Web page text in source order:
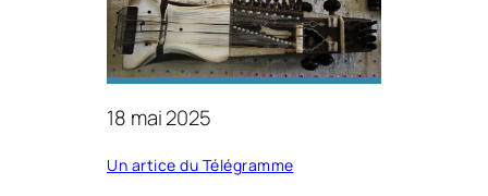
18 mai 2025
Un artice du Télégramme